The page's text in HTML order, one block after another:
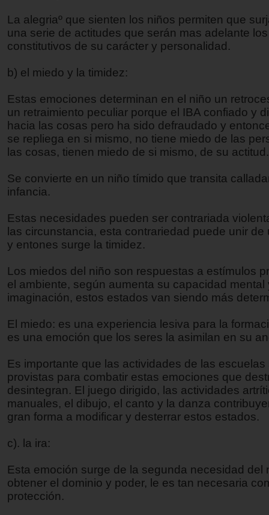
La alegriaº que sienten los niños permiten que
una serie de actitudes que serán mas adelante
constitutivos de su carácter y personalidad.
b) el miedo y la timidez:
Estas emociones determinan en el niño un
un retraimiento peculiar porque el IBA confiado y
hacia las cosas pero ha sido defraudado y
se repliega en si mismo, no tiene miedo de las
las cosas, tienen miedo de si mismo, de su actitud.
Se convierte en un niño tímido que transita
infancia.
Estas necesidades pueden ser contrariada
las circunstancia, esta contrariedad puede unir de
y entones surge la timidez.
Los miedos del niño son respuestas a estímulos
el ambiente, según aumenta su capacidad mental
imaginación, estos estados van siendo más
El miedo: es una experiencia lesiva para la
es una emoción que los seres la asimilan en su
Es importante que las actividades de las escuelas
provistas para combatir estas emociones que
desintegran. El juego dirigido, las actividades
manuales, el dibujo, el canto y la danza
gran forma a modificar y desterrar estos estados.
c). la ira:
Esta emoción surge de la segunda necesidad del
obtener el dominio y poder, le es tan necesaria
protección.